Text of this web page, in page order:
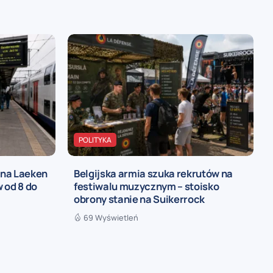
Laeken
od 8 do
POLITYKA
Belgijska armia szuka rekrutów na
festiwalu muzycznym – stoisko
obrony stanie na Suikerrock
69 Wyświetleń